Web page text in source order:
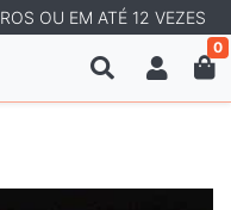
OU EM ATÉ 12 VEZES
0